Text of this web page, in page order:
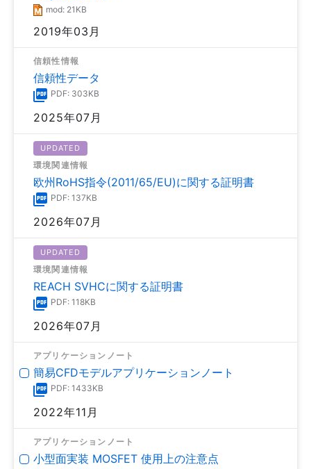
mod: 21KB
2019年03月
信頼性情報
信頼性データ
PDF: 303KB
2025年07月
UPDATED
環境関連情報
欧州RoHS指令(2011/65/EU)に関する証明書
PDF: 137KB
2026年07月
UPDATED
環境関連情報
REACH SVHCに関する証明書
PDF: 118KB
2026年07月
アプリケーションノート
簡易CFDモデルアプリケーションノート
PDF: 1433KB
2022年11月
アプリケーションノート
小型面実装 MOSFET 使用上の注意点